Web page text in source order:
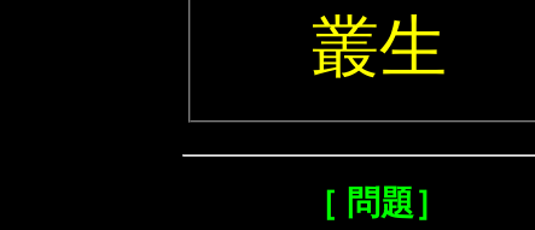
叢生
［ 問題］